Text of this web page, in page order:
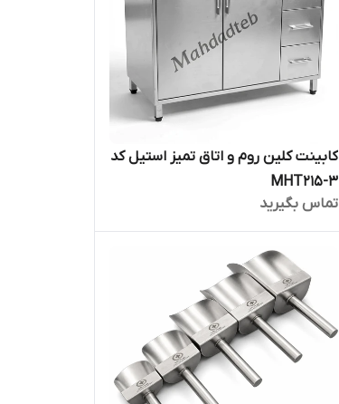
کابینت کلین روم و اتاق تمیز استیل کد
MHT215-3
تماس بگیرید